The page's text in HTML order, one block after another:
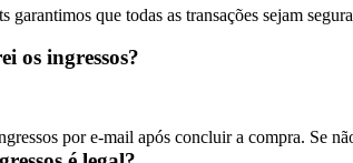
garantimos que todas as transações sejam
os ingressos?
por e-mail após concluir a compra. Se